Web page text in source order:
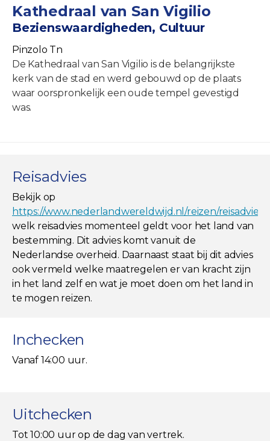
Kathedraal van San Vigilio
Bezienswaardigheden, Cultuur
Pinzolo Tn
De Kathedraal van San Vigilio is de belangrijkste
kerk van de stad en werd gebouwd op de plaats
waar oorspronkelijk een oude tempel gevestigd
was.
Reisadvies
Bekijk op
https://www.nederlandwereldwijd.nl/reizen/
welk reisadvies momenteel geldt voor het land van
bestemming. Dit advies komt vanuit de
Nederlandse overheid. Daarnaast staat bij dit advies
ook vermeld welke maatregelen er van kracht zijn
in het land zelf en wat je moet doen om het land in
te mogen reizen.
Inchecken
Vanaf 14:00 uur.
Uitchecken
Tot 10:00 uur op de dag van vertrek.